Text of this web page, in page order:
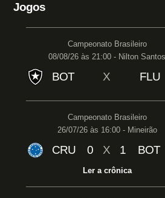
Jogos
Campeonato Brasileiro
08/08/26 às 21:00 - Nilton Santos
BOT X FLU
Campeonato Brasileiro
26/07/26 às 16:00 - Mineirão
CRU 0 X 1 BOT
Ler a crônica